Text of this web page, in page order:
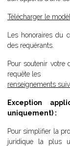
Télécharger le
Les honoraires du
des requérants.
Pour soutenir votre
requête les
renseignements
Exception
uniquement) :
Pour simplifier la
juridique la plus